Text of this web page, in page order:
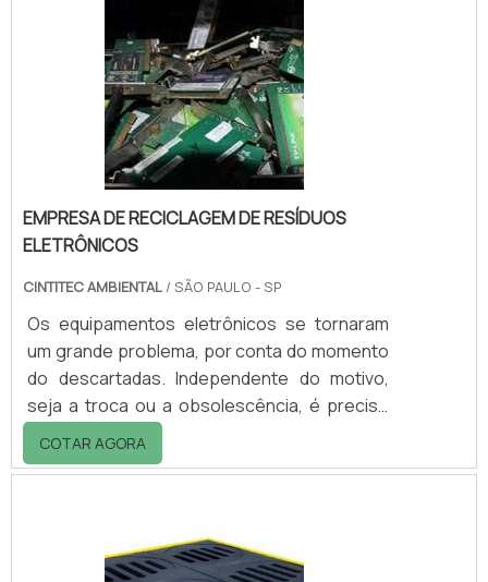
não pode ter contato direto com o chão.É
geralmente usado no setor de estocagem,
apresentando entradas para utilização de
paleteiras ou empilhadeira.Opções e
medidas de.
EMPRESA DE RECICLAGEM DE RESÍDUOS
ELETRÔNICOS
CINTITEC AMBIENTAL / SÃO PAULO - SP
Os equipamentos eletrônicos se tornaram
um grande problema, por conta do momento
do descartadas. Independente do motivo,
seja a troca ou a obsolescência, é preciso
pensar que o produto deve ter uma
destinação adequada, por isso deve-se
dos eletrônicos não são fáceis de se
decompor na natureza o que pode levar
COTAR AGORA